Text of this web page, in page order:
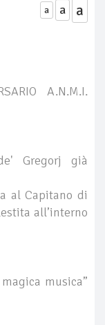
a a a
A.N.M.I.
Gregorj già
al Capitano di
all’interno
musica”